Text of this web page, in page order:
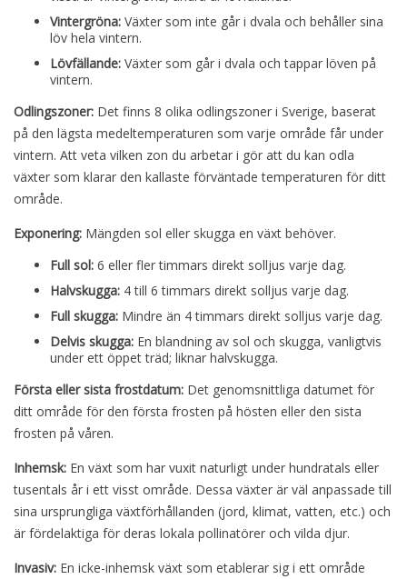
Vintergröna: Växter som inte går i dvala och behåller sina
löv hela vintern.
Lövfällande: Växter som går i dvala och tappar löven på
vintern.
Odlingszoner: Det finns 8 olika odlingszoner i Sverige, baserat
på den lägsta medeltemperaturen som varje område får under
vintern. Att veta vilken zon du arbetar i gör att du kan odla
växter som klarar den kallaste förväntade temperaturen för ditt
område.
Exponering: Mängden sol eller skugga en växt behöver.
Full sol: 6 eller fler timmars direkt solljus varje dag.
Halvskugga: 4 till 6 timmars direkt solljus varje dag.
Full skugga: Mindre än 4 timmars direkt solljus varje dag.
Delvis skugga: En blandning av sol och skugga, vanligtvis
under ett öppet träd; liknar halvskugga.
Första eller sista frostdatum: Det genomsnittliga datumet för
ditt område för den första frosten på hösten eller den sista
frosten på våren.
Inhemsk: En växt som har vuxit naturligt under hundratals eller
tusentals år i ett visst område. Dessa växter är väl anpassade till
sina ursprungliga växtförhållanden (jord, klimat, vatten, etc.) och
är fördelaktiga för deras lokala pollinatörer och vilda djur.
Invasiv: En icke-inhemsk växt som etablerar sig i ett område